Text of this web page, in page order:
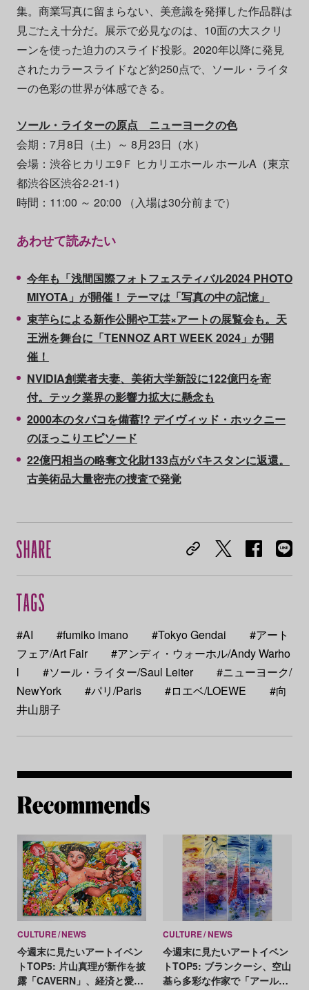
集。商業写真に留まらない、美意識を発揮した作品群は
見ごたえ十分だ。展示で必見なのは、10面の大スクリ
ーンを使った迫力のスライド投影。2020年以降に発見
されたカラースライドなど約250点で、ソール・ライタ
ーの色彩の世界が体感できる。
ソール・ライターの原点 ニューヨークの色
会期：7月8日（土）～ 8月23日（水）
会場：渋谷ヒカリエ9Ｆ ヒカリエホール ホールA（東京
都渋谷区渋谷2-21-1）
時間：11:00 ～ 20:00 （入場は30分前まで）
あわせて読みたい
今年も「浅間国際フォトフェスティバル2024 PHOTO
MIYOTA」が開催！ テーマは「写真の中の記憶」
束芋らによる新作公開や工芸×アートの展覧会も。天
王洲を舞台に「TENNOZ ART WEEK 2024」が開
催！
NVIDIA創業者夫妻、美術大学新設に122億円を寄
付。テック業界の影響力拡大に懸念も
2000本のタバコを備蓄!? デイヴィッド・ホックニー
のほっこりエピソード
22億円相当の略奪文化財133点がパキスタンに返還。
古美術品大量密売の捜査で発覚
#AI #fumiko imano #Tokyo Gendai
#アート
フェア/Art Fair
#アンディ・ウォーホル/Andy Warho
l
#ソール・ライター/Saul Leiter
#ニューヨーク/
NewYork
#パリ/Paris #ロエベ/LOEWE
#向
井山朋子
CULTURE NEWS
今週末に見たいアートイベン
トTOP5: 片山真理が新作を披
露「CAVERN」、経済と愛の
CULTURE NEWS
今週末に見たいアートイベン
トTOP5: ブランクーシ、空山
基ら多彩な作家で「アール・